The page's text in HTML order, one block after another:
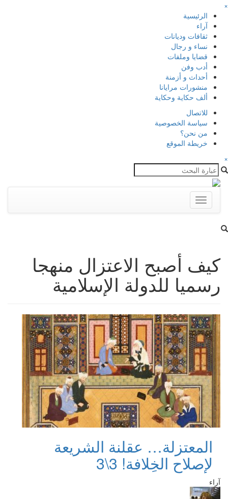
×
الرئيسية
آراء
ثقافات وديانات
نساء و رجال
قضايا وملفات
أدب وفن
أحداث و أزمنة
منشورات مرايانا
ألف حكاية وحكاية
للاتصال
سياسة الخصوصية
من نحن؟
خريطة الموقع
×
Toggle
navigation
كيف أصبح الاعتزال منهجا
رسميا للدولة الإسلامية
المعتزلة… عقلنة الشريعة
لإصلاح الخِلافة! 3\3
آراء